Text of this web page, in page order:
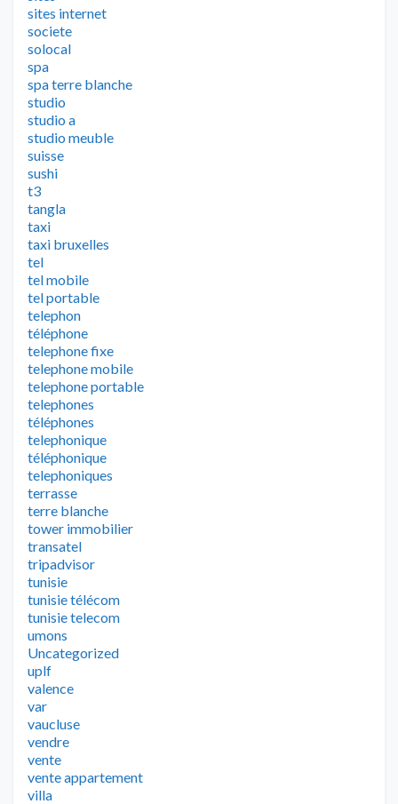
sites internet
societe
solocal
spa
spa terre blanche
studio
studio a
studio meuble
suisse
sushi
t3
tangla
taxi
taxi bruxelles
tel
tel mobile
tel portable
telephon
téléphone
telephone fixe
telephone mobile
telephone portable
telephones
téléphones
telephonique
téléphonique
telephoniques
terrasse
terre blanche
tower immobilier
transatel
tripadvisor
tunisie
tunisie télécom
tunisie telecom
umons
Uncategorized
uplf
valence
var
vaucluse
vendre
vente
vente appartement
villa